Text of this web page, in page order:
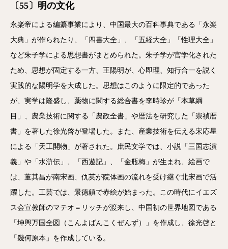
〔55〕明の文化
永楽帝による編纂事業により、中国最大の百科事典である「永楽
大典」が作られたり、「四書大全」、「五経大全」「性理大全」
など朱子学による思想書がまとめられた。朱子学が官学化された
ため、思想が固定する一方、王陽明が、心即理、知行合一を説く
実践的な陽明学を大成した。思想はこのように限定的であった
が、実学は隆盛し、薬物に関する総合書を李時珍が「本草綱
目」、農業技術に関する「農政全書」や暦法を研究した「崇禎暦
書」を著した徐光啓が登場した。また、産業技術を伝える宋応星
による「天工開物」が著された。庶民文学では、小説「三国志演
義」や「水滸伝」、「西遊記」、「金瓶梅」が生まれ、絵画で
は、董其昌が南宋画、仇英が院体画の流れを受け継ぐ北宋画で活
躍した。工芸では、景徳鎮で赤絵が始まった。この時代にイエズ
ス会宣教師のマテオ＝リッチが渡来し、中国初の世界地図である
「坤輿万国全図（こんよばんこくぜんず）」を作成し、徐光啓と
「幾何原本」を作成している。